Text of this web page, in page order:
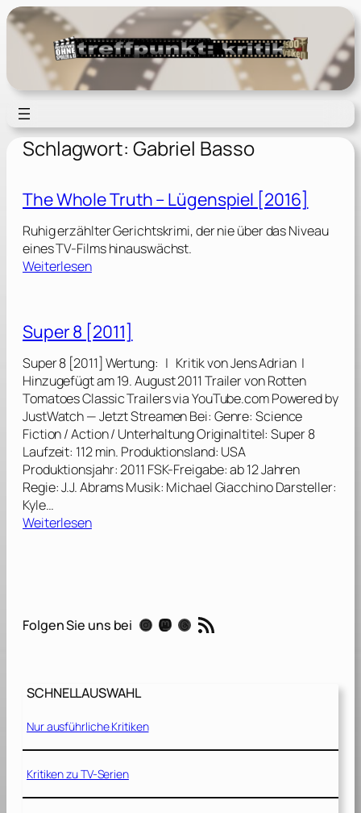
Zum
Inhalt
springen
Schlagwort: Gabriel Basso
The Whole Truth – Lügenspiel [2016]
Ruhig erzählter Gerichtskrimi, der nie über das Niveau
eines TV-Films hinauswächst.
Weiterlesen:
e
W
h
o
l
e
T
r
u
t
h
L
s
l
2
6
]
Super 8 [2011]
Super 8 [2011] Wertung: | Kritik von Jens Adrian |
Hinzugefügt am 19. August 2011 Trailer von Rotten
Tomatoes Classic Trailers via YouTube.com Powered by
JustWatch — Jetzt Streamen Bei: Genre: Science
Fiction / Action / Unterhaltung Originaltitel: Super 8
Laufzeit: 112 min. Produktionsland: USA
Produktionsjahr: 2011 FSK-Freigabe: ab 12 Jahren
Regie: J.J. Abrams Musik: Michael Giacchino Darsteller:
Kyle…
Weiterlesen:
8
1
]
Folgen Sie uns bei Instagram Mastodon Threads RSS-Feed
SCHNELLAUSWAHL
Nur ausführliche Kritiken
Kritiken zu TV-Serien